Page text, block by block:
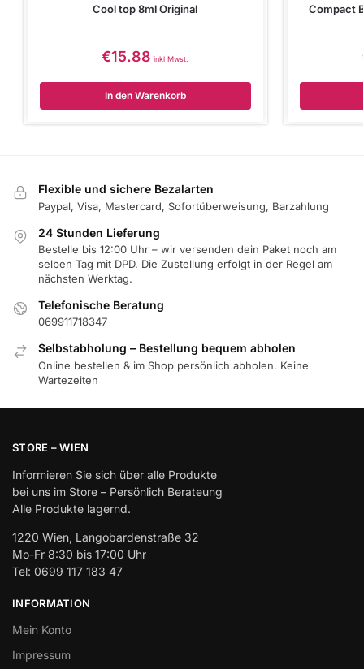
Cool top 8ml Original
€15.88 inkl Mwst.
In den Warenkorb
Compact
Flexible und sichere Bezalarten
Paypal, Visa, Mastercard, Sofortüberweisung, Barzahlung
24 Stunden Lieferung
Bestelle bis 12:00 Uhr – wir versenden dein Paket noch am
selben Tag mit DPD. Die Zustellung erfolgt in der Regel am
nächsten Werktag.
Telefonische Beratung
069911718347
Selbstabholung – Bestellung bequem abholen
Online bestellen & im Shop persönlich abholen. Keine
Wartezeiten
STORE – WIEN
Informieren Sie sich über alle Produkte
bei uns im Store – Persönlich Berateung
Alle Produkte lagernd.
1220 Wien, Langobardenstraße 32
Mo-Fr 8:30 bis 17:00 Uhr
Tel: 0699 117 183 47
INFORMATION
Mein Konto
Impressum